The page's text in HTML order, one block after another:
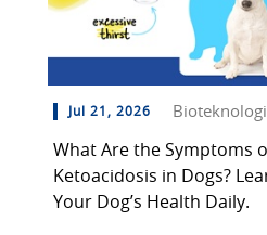
Jul 21, 2026
What Are the Symptoms
Ketoacidosis in Dogs?
Your Dog’s Health Daily.